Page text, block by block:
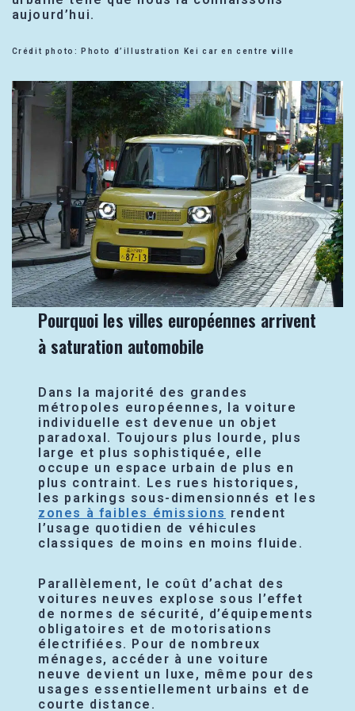
aujourd’hui.
Crédit photo: Photo d’illustration Kei car en centre ville
Pourquoi les villes européennes arrivent
à saturation automobile
Dans la majorité des grandes
métropoles européennes, la voiture
individuelle est devenue un objet
paradoxal. Toujours plus lourde, plus
large et plus sophistiquée, elle
occupe un espace urbain de plus en
plus contraint. Les rues historiques,
les parkings sous-dimensionnés et les
zones à faibles émissions rendent
l’usage quotidien de véhicules
classiques de moins en moins fluide.
Parallèlement, le coût d’achat des
voitures neuves explose sous l’effet
de normes de sécurité, d’équipements
obligatoires et de motorisations
électrifiées. Pour de nombreux
ménages, accéder à une voiture
neuve devient un luxe, même pour des
usages essentiellement urbains et de
courte distance.